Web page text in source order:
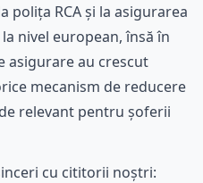
polița RCA și la asigurarea
la nivel european, însă în
asigurare au crescut
mecanism de reducere
relevant pentru șoferii
cu cititorii noștri: